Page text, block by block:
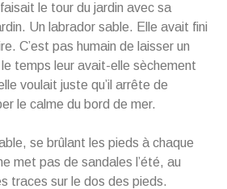
le tour du jardin avec sa
Un labrador sable. Elle avait fini
C’est pas humain de laisser un
temps leur avait-elle sèchement
voulait juste qu’il arrête de
le calme du bord de mer.
se brûlant les pieds à chaque
met pas de sandales l’été, au
traces sur le dos des pieds.